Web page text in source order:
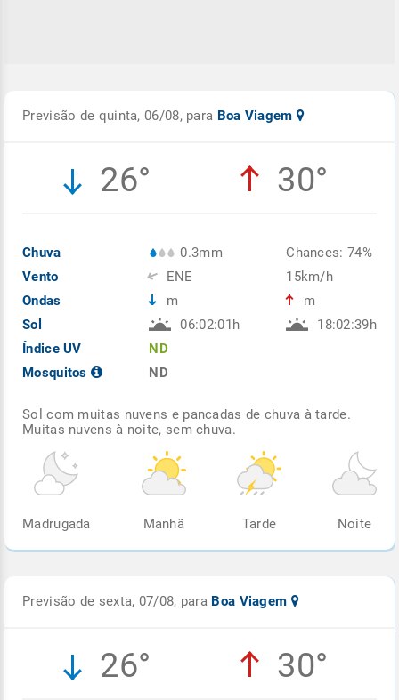
Previsão de quinta, 06/08, para Boa Viagem
26° 30°
Chuva
Vento
Ondas
Sol
Índice UV
Mosquitos
0.3mm
ENE
m
06:02:01h
ND
ND
Chances: 74%
15km/h
m
18:02:39h
Sol com muitas nuvens e pancadas de chuva à tarde.
Muitas nuvens à noite, sem chuva.
Madrugada Manhã Tarde Noite
Previsão de sexta, 07/08, para Boa Viagem
26° 30°